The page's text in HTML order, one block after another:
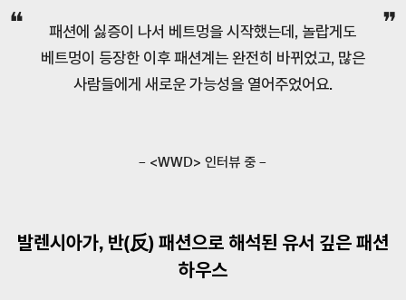
패션에 싫증이 나서 베트멍을 시작했는데, 놀랍게도
베트멍이 등장한 이후 패션계는 완전히 바뀌었고, 많은
사람들에게 새로운 가능성을 열어주었어요.
– <WWD> 인터뷰 중 –
발렌시아가, 반(反) 패션으로 해석된 유서 깊은 패션
하우스